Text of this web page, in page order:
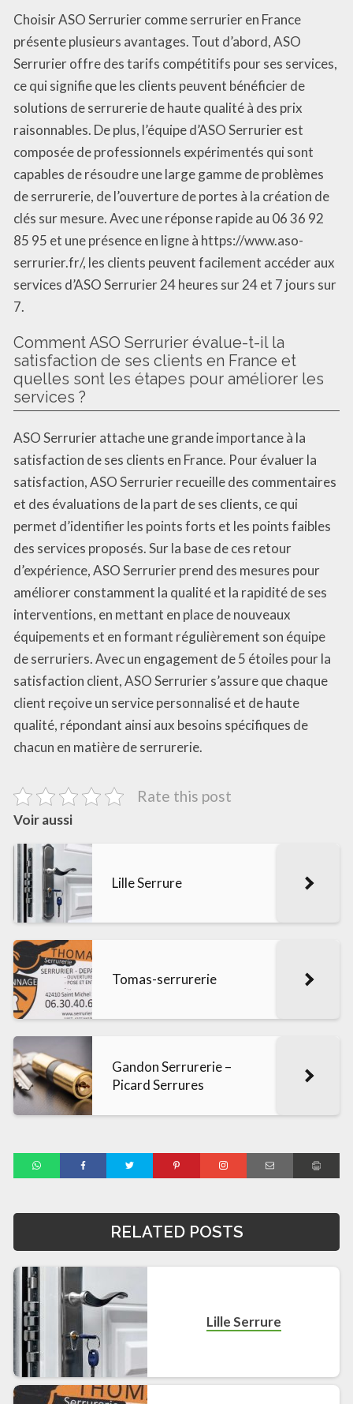
Choisir ASO Serrurier comme serrurier en France
présente plusieurs avantages. Tout d’abord, ASO
Serrurier offre des tarifs compétitifs pour ses services,
ce qui signifie que les clients peuvent bénéficier de
solutions de serrurerie de haute qualité à des prix
raisonnables. De plus, l’équipe d’ASO Serrurier est
composée de professionnels expérimentés qui sont
capables de résoudre une large gamme de problèmes
de serrurerie, de l’ouverture de portes à la création de
clés sur mesure. Avec une réponse rapide au 06 36 92
85 95 et une présence en ligne à https://www.aso-
serrurier.fr/, les clients peuvent facilement accéder aux
services d’ASO Serrurier 24 heures sur 24 et 7 jours sur
7.
Comment ASO Serrurier évalue-t-il la
satisfaction de ses clients en France et
quelles sont les étapes pour améliorer les
services ?
ASO Serrurier attache une grande importance à la
satisfaction de ses clients en France. Pour évaluer la
satisfaction, ASO Serrurier recueille des commentaires
et des évaluations de la part de ses clients, ce qui
permet d’identifier les points forts et les points faibles
des services proposés. Sur la base de ces retour
d’expérience, ASO Serrurier prend des mesures pour
améliorer constamment la qualité et la rapidité de ses
interventions, en mettant en place de nouveaux
équipements et en formant régulièrement son équipe
de serruriers. Avec un engagement de 5 étoiles pour la
satisfaction client, ASO Serrurier s’assure que chaque
client reçoive un service personnalisé et de haute
qualité, répondant ainsi aux besoins spécifiques de
chacun en matière de serrurerie.
Rate this post
Voir aussi
Lille Serrure
Tomas-serrurerie
Gandon Serrurerie –
Picard Serrures
RELATED POSTS
Lille Serrure